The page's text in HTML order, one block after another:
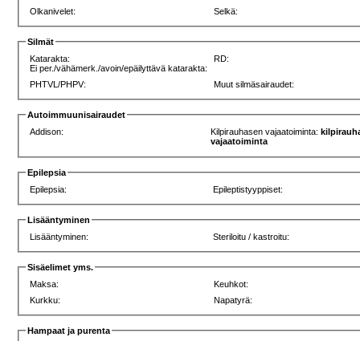
Olkanivelet:
Selkä:
Silmät
Katarakta:
Ei per./vähämerk./avoin/epäilyttävä katarakta:
RD:
PHTVL/PHPV: Muut silmäsairaudet:
Autoimmuunisairaudet
Addison:
Kilpirauhasen vajaatoiminta:
vajaatoiminta
Epilepsia
Epilepsia:
Epileptistyyppiset:
Lisääntyminen
Lisääntyminen:
Steriloitu / kastroitu:
Sisäelimet yms.
Maksa:
Keuhkot:
Kurkku:
Napatyrä:
Hampaat ja purenta